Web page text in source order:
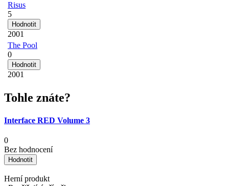
Risus
5
2001
The Pool
0
2001
Tohle znáte?
Interface RED Volume 3
0
Bez hodnocení
Herní produkt